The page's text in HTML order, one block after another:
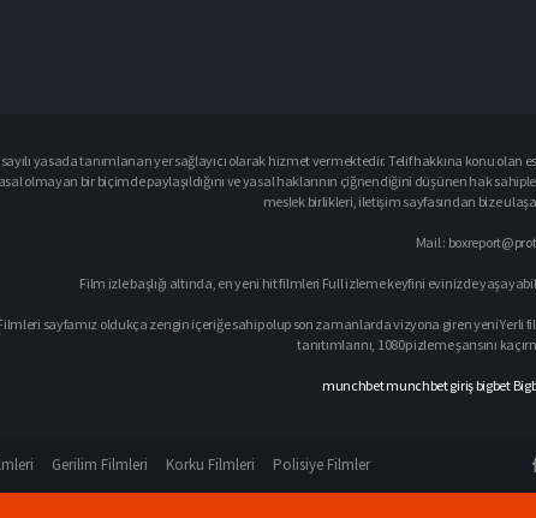
sayılı yasada tanımlanan yer sağlayıcı olarak hizmet vermektedir. Telif hakkına konu olan
olmayan bir biçimde paylaşıldığını ve yasal haklarının çiğnendiğini düşünen hak
meslek birlikleri, iletişim sayfasından bize
Mail :
Film izle başlığı altında, en yeni hit filmleri Full izleme keyfini evinizde
sayfamız oldukça zengin içeriğe sahip olup son zamanlarda vizyona giren yeni Yerli
tanıtımlarını, 1080p izleme şansını
munchbetmunchbet giriş bigbet
Gerilim Filmleri Korku Filmleri Polisiye Filmler